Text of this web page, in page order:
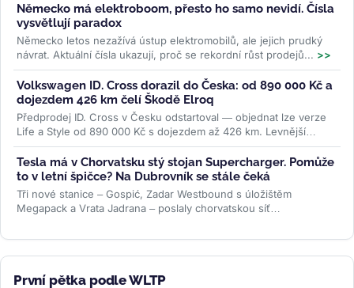
Německo má elektroboom, přesto ho samo nevidí. Čísla
vysvětlují paradox
Německo letos nezažívá ústup elektromobilů, ale jejich prudký
návrat. Aktuální čísla ukazují, proč se rekordní růst prodejů... >>
Volkswagen ID. Cross dorazil do Česka: od 890 000 Kč a
dojezdem 426 km čelí Škodě Elroq
Předprodej ID. Cross v Česku odstartoval — objednat lze verze
Life a Style od 890 000 Kč s dojezdem až 426 km. Levnější
Trend za 691 000 Kč...>>
Tesla má v Chorvatsku stý stojan Supercharger. Pomůže
to v letní špičce? Na Dubrovník se stále čeká
Tři nové stanice – Gospić, Zadar Westbound s úložištěm
Megapack a Vrata Jadrana – poslaly chorvatskou síť
První pětka podle WLTP